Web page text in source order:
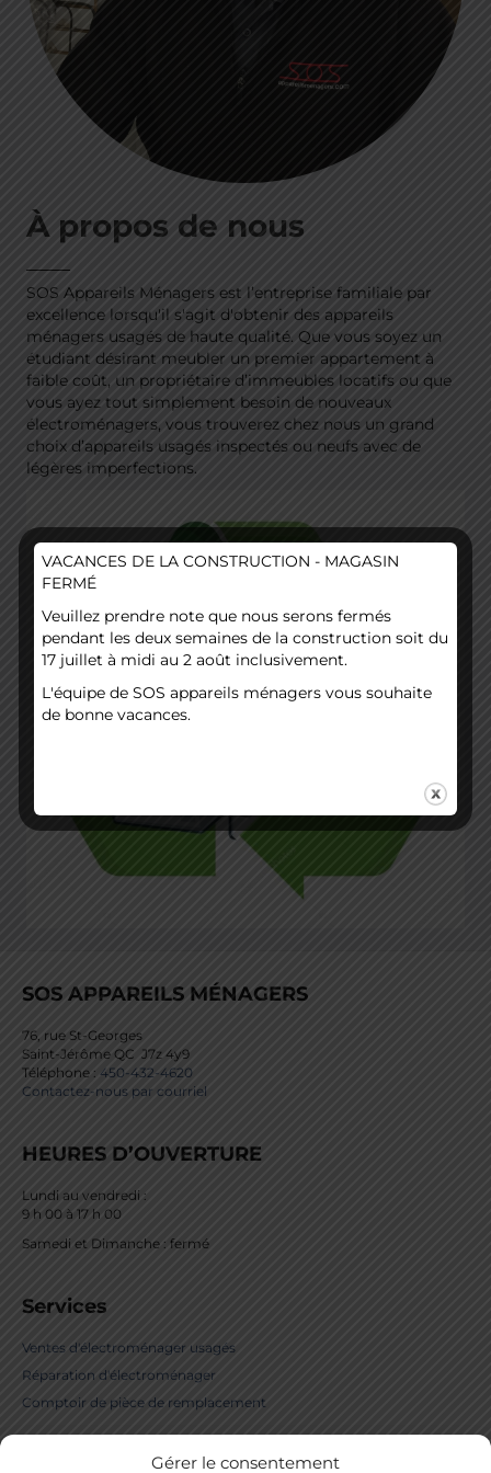
Gérer le consentement
À propos de nous
SOS Appareils Ménagers est l’entreprise familiale par
excellence lorsqu'il s'agit d'obtenir des appareils
ménagers usagés de haute qualité. Que vous soyez un
étudiant désirant meubler un premier appartement à
faible coût, un propriétaire d’immeubles locatifs ou que
vous ayez tout simplement besoin de nouveaux
électroménagers, vous trouverez chez nous un grand
choix d’appareils usagés inspectés ou neufs avec de
légères imperfections.
SOS APPAREILS MÉNAGERS
76, rue St-Georges
Saint-Jérôme QC J7z 4y9
Téléphone : 450-432-4620
Contactez-nous par courriel
HEURES D’OUVERTURE
Lundi au vendredi :
9 h 00 à 17 h 00
Samedi et Dimanche : fermé
Services
Ventes d'électroménager usagés
Réparation d'électroménager
Comptoir de pièce de remplacement
VACANCES DE LA CONSTRUCTION - MAGASIN
FERMÉ
Veuillez prendre note que nous serons fermés
pendant les deux semaines de la construction soit du
17 juillet à midi au 2 août inclusivement.
L'équipe de SOS appareils ménagers vous souhaite
de bonne vacances.